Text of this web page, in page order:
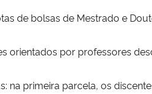
de bolsas de Mestrado e
orientados por professores
na primeira parcela, os